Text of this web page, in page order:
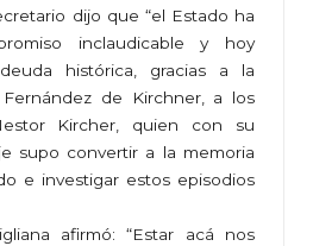
dijo que “el Estado ha
inclaudicable y hoy
histórica, gracias a la
Fernández de Kirchner, a los
Kircher, quien con su
supo convertir a la memoria
e investigar estos episodios
afirmó: “Estar acá nos